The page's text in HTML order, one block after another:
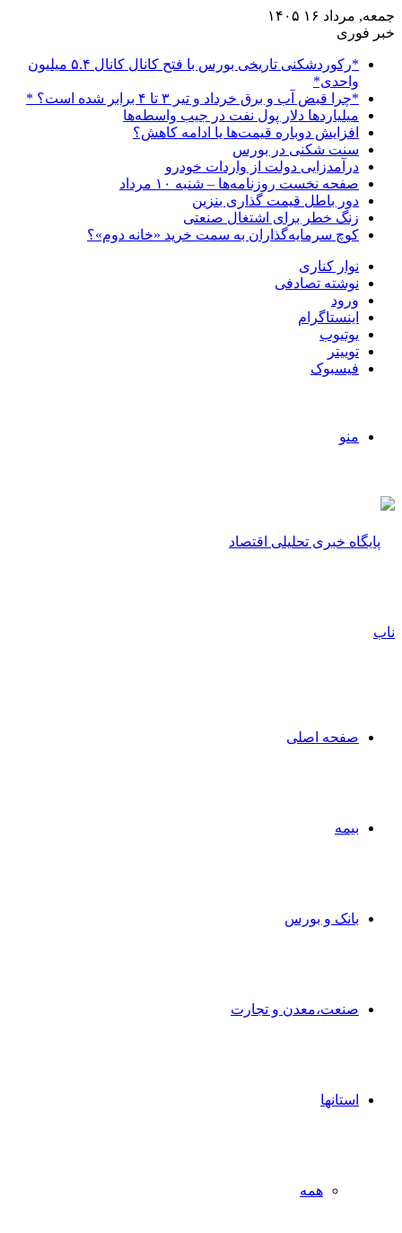
جمعه, مرداد ۱۶ ۱۴۰۵
خبر فوری
*رکوردشکنی تاریخی بورس با فتح کانال کانال ۵.۴ میلیون
واحدی*
*چرا قبض آب و برق خرداد و تیر ۳ تا ۴ برابر شده است؟ *
میلیاردها دلار پول نفت در جیب واسطه‌ها
افزایش دوباره قیمت‌ها یا ادامه کاهش؟
سنت شکنی در بورس
درآمدزایی دولت از واردات خودرو
صفحه نخست روزنامه‌ها – شنبه ۱۰ مرداد
دور باطل قیمت گذاری بنزین
زنگ خطر برای اشتغال صنعتی
کوچ سرمایه‌گذاران به سمت خرید «خانه دوم»؟
نوار کناری
نوشته تصادفی
ورود
اینستاگرام
یوتیوب
توییتر
فیسبوک
منو
صفحه اصلی
بیمه
بانک و بورس
صنعت،معدن و تجارت
استانها
همه